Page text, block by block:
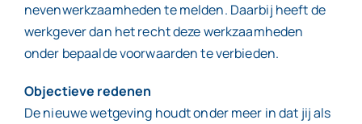
nevenwerkzaamheden te melden. Daarbij heeft de
werkgever dan het recht deze werkzaamheden
onder bepaalde voorwaarden te verbieden.
Objectieve redenen
De nieuwe wetgeving houdt onder meer in dat jij als